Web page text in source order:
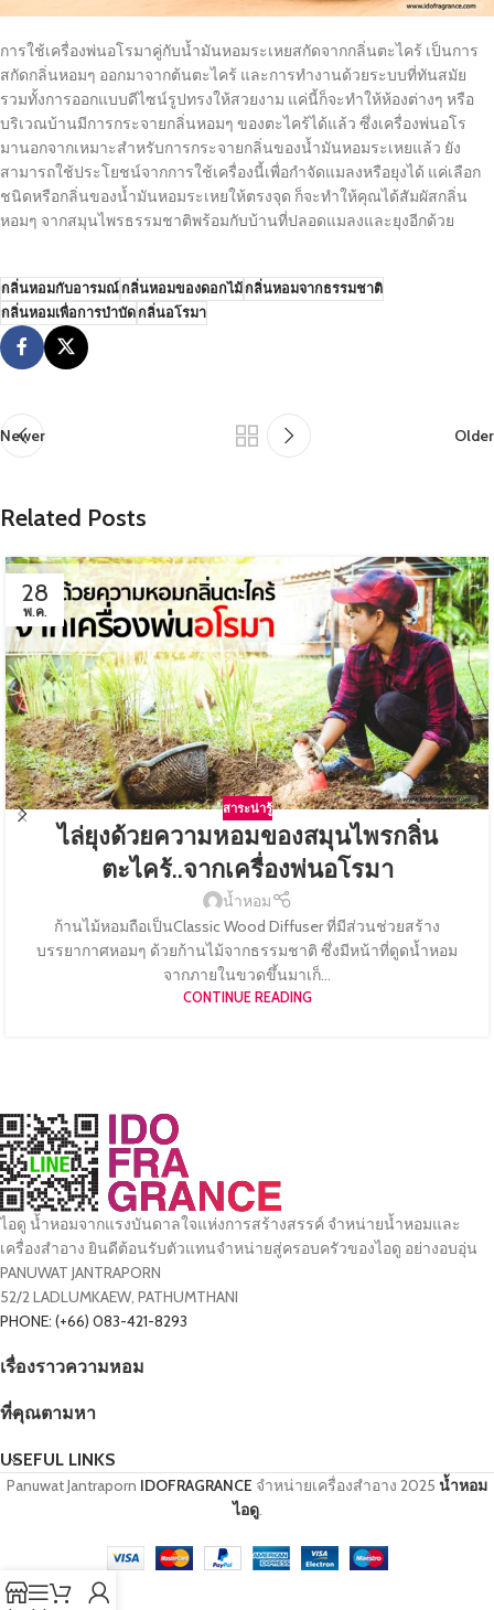
การใช้เครื่องพ่นอโรมาคู่กับน้ำมันหอมระเหยสกัดจากกลิ่นตะไคร้ เป็นการ
สกัดกลิ่นหอมๆ ออกมาจากต้นตะไคร้ และการทำงานด้วยระบบที่ทันสมัย
รวมทั้งการออกแบบดีไซน์รูปทรงให้สวยงาม แค่นี้ก็จะทำให้ห้องต่างๆ หรือ
บริเวณบ้านมีการกระจายกลิ่นหอมๆ ของตะไคร้ได้แล้ว ซึ่งเครื่องพ่นอโร
มานอกจากเหมาะสำหรับการกระจายกลิ่นของน้ำมันหอมระเหยแล้ว ยัง
สามารถใช้ประโยชน์จากการใช้เครื่องนี้เพื่อกำจัดแมลงหรือยุงได้ แค่เลือก
ชนิดหรือกลิ่นของน้ำมันหอมระเหยให้ตรงจุด ก็จะทำให้คุณได้สัมผัสกลิ่น
หอมๆ จากสมุนไพรธรรมชาติพร้อมกับบ้านที่ปลอดแมลงและยุงอีกด้วย
กลิ่นหอมกับอารมณ์กลิ่นหอมของดอกไม้กลิ่นหอมจากธรรมชาติ
กลิ่นหอมเพื่อการบำบัดกลิ่นอโรมา
Newer Older
Related Posts
28
พ.ค.
สาระน่ารู้
ไล่ยุงด้วยความหอมของสมุนไพรกลิ่น
ตะไคร้..จากเครื่องพ่นอโรมา
น้ำหอม
ก้านไม้หอมถือเป็นClassic Wood Diffuser ที่มีส่วนช่วยสร้าง
บรรยากาศหอมๆ ด้วยก้านไม้จากธรรมชาติ ซึ่งมีหน้าที่ดูดน้ำหอม
จากภายในขวดขึ้นมาเก็...
CONTINUE READING
ไอดู น้ำหอมจากแรงบันดาลใจแห่งการสร้างสรรค์ จำหน่ายน้ำหอมและ
เครื่องสำอาง ยินดีต้อนรับตัวแทนจำหน่ายสู่ครอบครัวของไอดู อย่างอบอุ่น
PANUWAT JANTRAPORN
52/2 LADLUMKAEW, PATHUMTHANI
PHONE: (+66) 083-421-8293
เรื่องราวความหอม
ที่คุณตามหา
USEFUL LINKS
Panuwat Jantraporn IDOFRAGRANCE จำหน่ายเครื่องสำอาง 2025 น้ำหอม
ไอดู.